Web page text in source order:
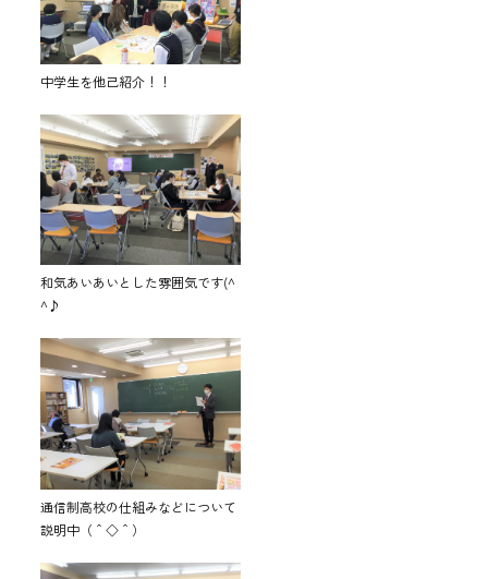
中学生を他己紹介！！
和気あいあいとした雰囲気です(^
^♪
通信制高校の仕組みなどについて
説明中（＾◇＾）